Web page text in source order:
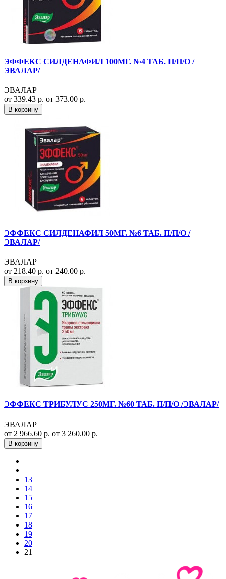
ЭФФЕКС СИЛДЕНАФИЛ 100МГ. №4 ТАБ. П/П/О /
ЭВАЛАР/
ЭВАЛАР
от 339.43 р. от 373.00 р.
В корзину
ЭФФЕКС СИЛДЕНАФИЛ 50МГ. №6 ТАБ. П/П/О /
ЭВАЛАР/
ЭВАЛАР
от 218.40 р. от 240.00 р.
В корзину
ЭФФЕКС ТРИБУЛУС 250МГ. №60 ТАБ. П/П/О /ЭВАЛАР/
ЭВАЛАР
от 2 966.60 р. от 3 260.00 р.
В корзину
13
14
15
16
17
18
19
20
21